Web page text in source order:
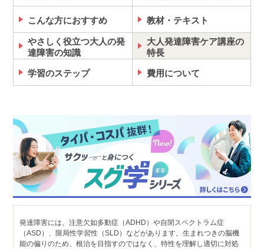
こんな方におすすめ 教材・テキスト
やさしく役立つ大人の発
達障害の知識
大人発達障害ケア講座の
特長
学習のステップ 費用について
発達障害には、注意欠如多動症（ADHD）や自閉スペクトラム症
（ASD）、限局性学習性（SLD）などがあります。生まれつきの脳機
能の偏りのため、根治を目指すのではなく、特性を理解し適切に対処